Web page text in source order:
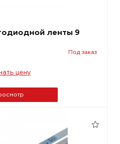
ленты 9
Под заказ
цену